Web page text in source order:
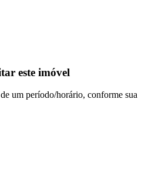
este imóvel
um período/horário, conforme sua